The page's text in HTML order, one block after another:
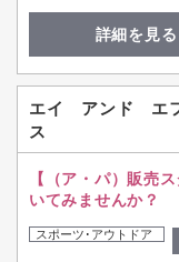
詳細を見る
エイ アンド エ
ス
【（ア・パ）販売
いてみませんか？
スポーツ･アウトドア